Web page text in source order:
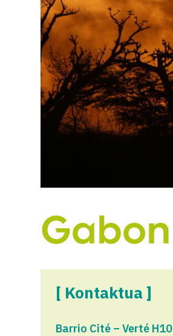
Gabon
[ Kontaktua ]
Barrio Cité – Verté H10